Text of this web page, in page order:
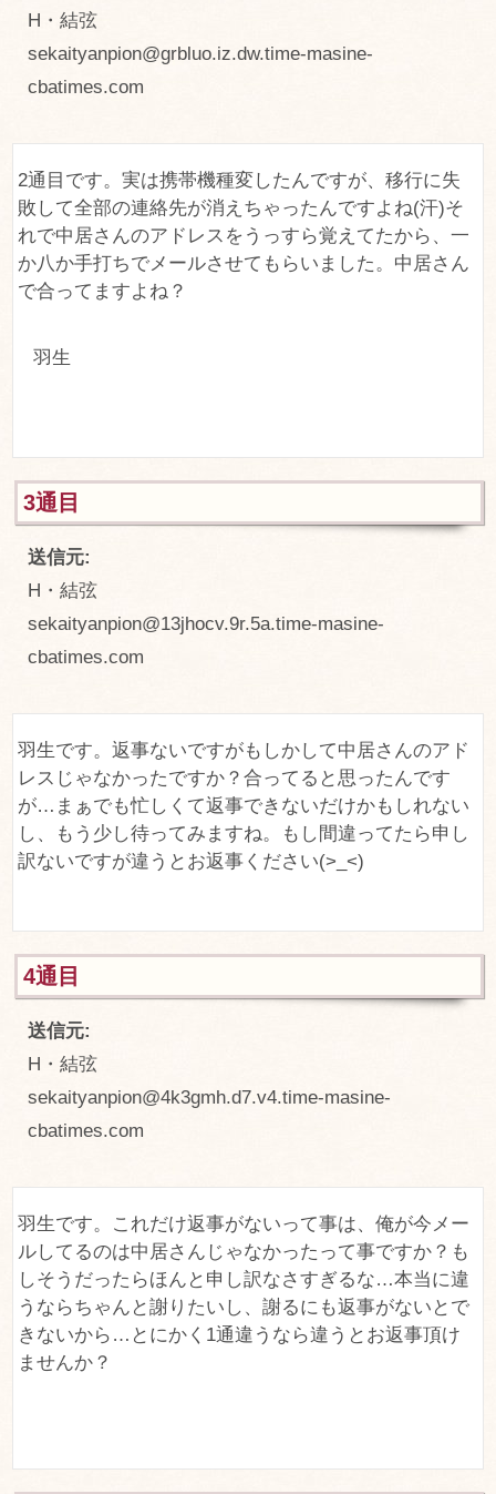
H・結弦
sekaityanpion@grbluo.iz.dw.time-masine-
cbatimes.com
2通目です。実は携帯機種変したんですが、移行に失
敗して全部の連絡先が消えちゃったんですよね(汗)そ
れで中居さんのアドレスをうっすら覚えてたから、一
か八か手打ちでメールさせてもらいました。中居さん
で合ってますよね？
羽生
3通目
送信元:
H・結弦
sekaityanpion@13jhocv.9r.5a.time-masine-
cbatimes.com
羽生です。返事ないですがもしかして中居さんのアド
レスじゃなかったですか？合ってると思ったんです
が…まぁでも忙しくて返事できないだけかもしれない
し、もう少し待ってみますね。もし間違ってたら申し
訳ないですが違うとお返事ください(>_<)
4通目
送信元:
H・結弦
sekaityanpion@4k3gmh.d7.v4.time-masine-
cbatimes.com
羽生です。これだけ返事がないって事は、俺が今メー
ルしてるのは中居さんじゃなかったって事ですか？も
しそうだったらほんと申し訳なさすぎるな…本当に違
うならちゃんと謝りたいし、謝るにも返事がないとで
きないから…とにかく1通違うなら違うとお返事頂け
ませんか？